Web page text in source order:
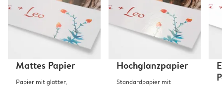
Mattes Papier
Papier mit glatter,
Hochglanzpapier
Standardpapier mit